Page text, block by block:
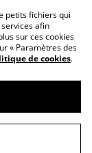
petits fichiers qui
afin
sur ces cookies
« Paramètres des
de cookies.